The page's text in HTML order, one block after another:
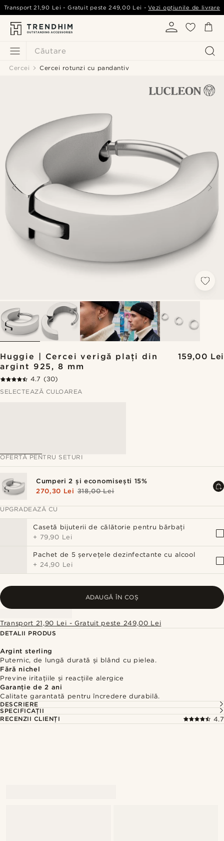
Căutare
Transport 21,90 Lei - Gratuit peste249,00 Lei -Vezi opțiunile de livrare
Cercei Cercei rotunzi cu pandantiv
Huggie | Cercei verigă plați din
argint 925, 8 mm
159,00 Lei
4.7 (30)
SELECTEAZĂ CULOAREA
OFERTĂ PENTRU SETURI
Cumperi 2 și economisești 15%
270,30 Lei 318,00 Lei
UPGRADEAZĂ CU
Casetă bijuterii de călătorie pentru bărbați
+ 79,90 Lei
Pachet de 5 șervețele dezinfectante cu alcool
+ 24,90 Lei
ADAUGĂ ÎN COȘ
Transport 21,90 Lei - Gratuit peste 249,00 Lei
DETALII PRODUS
Argint sterling
Puternic, de lungă durată și blând cu pielea.
Fără nichel
Previne iritațiile și reacțiile alergice
Garanție de 2 ani
Calitate garantată pentru încredere durabilă.
DESCRIERE
SPECIFICAȚII
RECENZII CLIENȚI
4.7